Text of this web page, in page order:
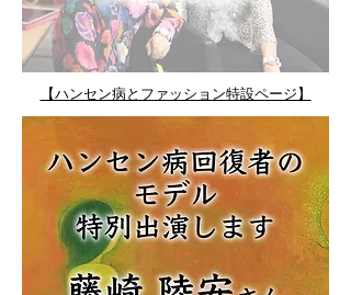
【ハンセン病とファッション特設ページ】